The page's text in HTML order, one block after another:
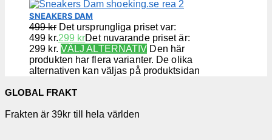
SNEAKERS DAM
499kr Det ursprungliga priset var:
499 kr.299 krDet nuvarande priset är:
299 kr. VÄLJ ALTERNATIV Den här
produkten har flera varianter. De olika
alternativen kan väljas på produktsidan
GLOBAL FRAKT
Frakten är 39kr till hela världen